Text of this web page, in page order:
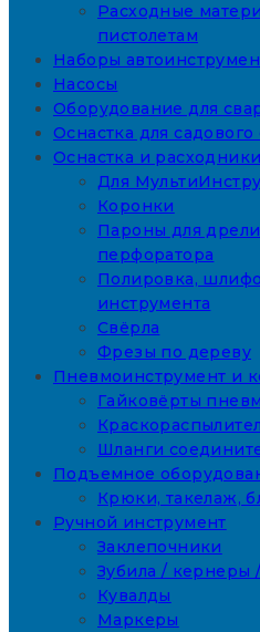
Расходные
пистолетам
Наборы
Насосы
Оборудование для
Оснастка для
Оснастка и
Для
Коронки
Пароны для
перфоратора
Полировка,
инструмента
Свёрла
Фрезы по дереву
Пневмоинструмент и
Гайковёрты
Шланги
Подъемное
Крюки, такелаж,
Ручной инструмент
Заклепочники
Зубила / кернеры
Кувалды
Маркеры